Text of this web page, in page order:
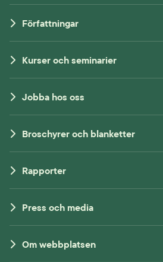
Författningar
Kurser och seminarier
Jobba hos oss
Broschyrer och blanketter
Rapporter
Press och media
Om webbplatsen